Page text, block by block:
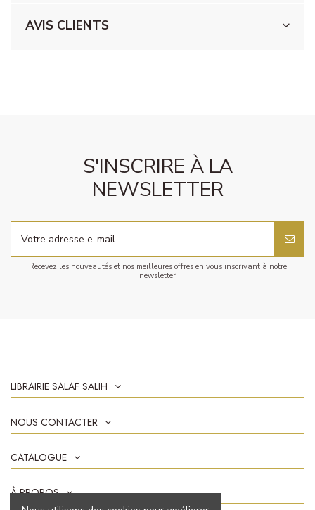
AVIS CLIENTS
S'INSCRIRE À LA
NEWSLETTER
Recevez les nouveautés et nos meilleures offres en vous inscrivant à notre
newsletter
LIBRAIRIE SALAF SALIH
NOUS CONTACTER
CATALOGUE
À PROPOS